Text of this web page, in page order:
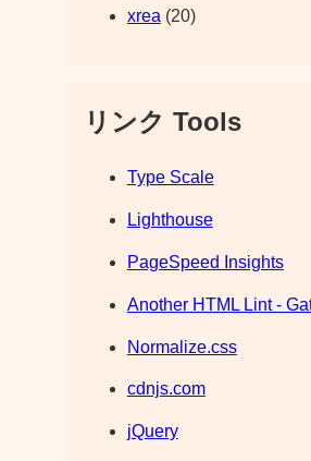
xrea (20)
リンク Tools
Type Scale
Lighthouse
PageSpeed Insights
Another HTML Lint -
Normalize.css
cdnjs.com
jQuery